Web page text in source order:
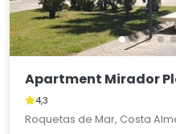
Apartment Mirador
4,3
Roquetas de Mar, Costa